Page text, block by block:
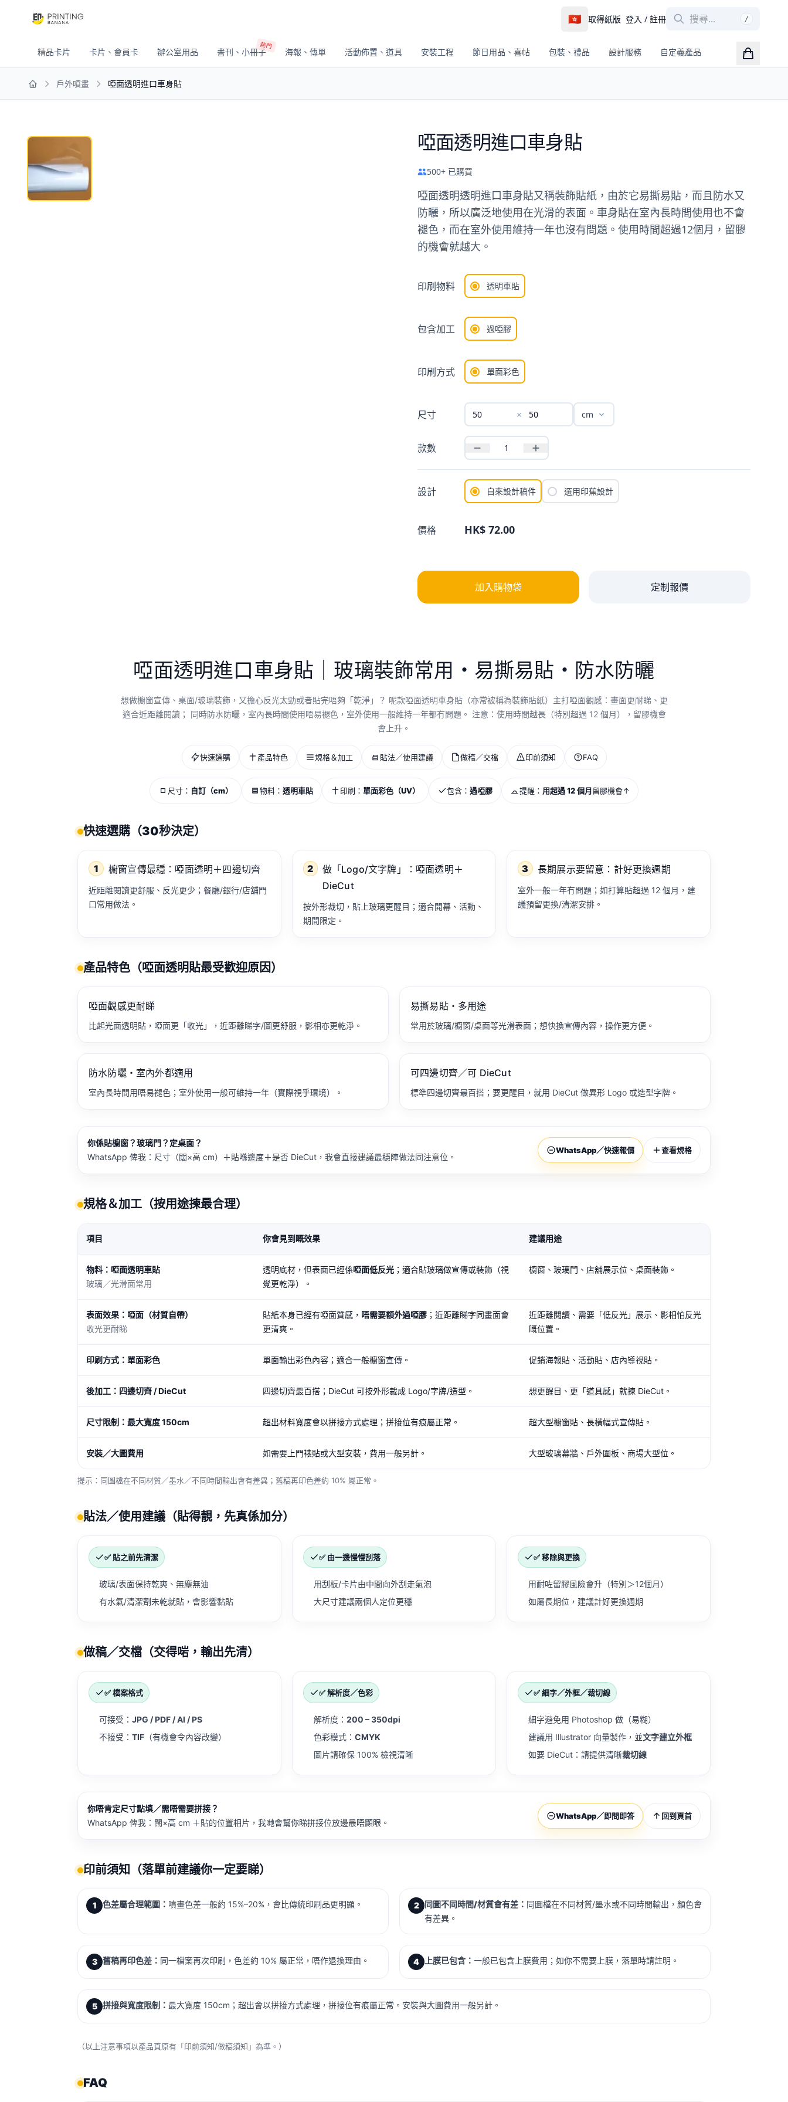
🇭🇰 取得紙版 登入 / 註冊 /
精品卡片 卡片、會員卡 辦公室用品 書刊、小冊子
熱門
海報、傳單 活動佈置、道具 安裝工程 節日用品、喜帖 包裝、禮品 設計服務 自定義產品
Home 戶外噴畫 啞面透明進口車身貼
啞面透明進口車身貼
500+ 已購買
啞面透明透明進口車身貼又稱裝飾貼紙，由於它易撕易貼，而且防水又
防曬，所以廣泛地使用在光滑的表面。車身貼在室內長時間使用也不會
褪色，而在室外使用維持一年也沒有問題。使用時間超過12個月，留膠
的機會就越大。
印刷物料 透明車貼
包含加工 過啞膠
印刷方式 單面彩色
尺寸 × cm
款數
設計 自來設計稿件 選用印蕉設計
價格 HK$ 72.00
加入購物袋 定制報價
啞面透明進口車身貼｜玻璃裝飾常用・易撕易貼・防水防曬
想做櫥窗宣傳、桌面/玻璃裝飾，又擔心反光太勁或者貼完唔夠「乾淨」？ 呢款啞面透明車身貼（亦常被稱為裝飾貼紙）主打啞面觀感：畫面更耐睇、更
適合近距離閱讀； 同時防水防曬，室內長時間使用唔易褪色，室外使用一般維持一年都冇問題。 注意：使用時間越長（特別超過 12 個月），留膠機會
會上升。
快速選購 產品特色 規格＆加工 貼法／使用建議 做稿／交檔 印前須知 FAQ
尺寸： 自訂（cm） 物料： 透明車貼 印刷： 單面彩色（UV） 包含： 過啞膠 提醒： 用超過 12 個月留膠機會↑
快速選購（30秒決定）
1 櫥窗宣傳最穩：啞面透明＋四邊切齊
近距離閱讀更舒服、反光更少；餐廳/銀行/店舖門
口常用做法。
2
做「Logo/文字牌」：啞面透明＋
DieCut
按外形裁切，貼上玻璃更醒目；適合開幕、活動、
期間限定。
3 長期展示要留意：計好更換週期
室外一般一年冇問題；如打算貼超過 12 個月，建
議預留更換/清潔安排。
產品特色（啞面透明貼最受歡迎原因）
啞面觀感更耐睇
比起光面透明貼，啞面更「收光」，近距離睇字/圖更舒服，影相亦更乾淨。
易撕易貼・多用途
常用於玻璃/櫥窗/桌面等光滑表面；想快換宣傳內容，操作更方便。
防水防曬・室內外都適用
室內長時間用唔易褪色；室外使用一般可維持一年（實際視乎環境）。
可四邊切齊／可 DieCut
標準四邊切齊最百搭；要更醒目，就用 DieCut 做異形 Logo 或造型字牌。
你係貼櫥窗？玻璃門？定桌面？
WhatsApp 俾我：尺寸（闊×高 cm）＋貼喺邊度＋是否 DieCut，我會直接建議最穩陣做法同注意位。
WhatsApp／快速報價 查看規格
規格＆加工（按用途揀最合理）
項目 你會見到嘅效果 建議用途
物料：啞面透明車貼
玻璃／光滑面常用
透明底材，但表面已經係啞面低反光 ；適合貼玻璃做宣傳或裝飾（視
覺更乾淨）。
櫥窗、玻璃門、店舖展示位、桌面裝飾。
表面效果：啞面（材質自帶）
收光更耐睇
貼紙本身已經有啞面質感， 唔需要額外過啞膠 ；近距離睇字同畫面會
更清爽。
近距離閱讀、需要「低反光」展示、影相怕反光
嘅位置。
印刷方式：單面彩色 單面輸出彩色內容；適合一般櫥窗宣傳。 促銷海報貼、活動貼、店內導視貼。
後加工：四邊切齊 / DieCut 四邊切齊最百搭；DieCut 可按外形裁成 Logo/字牌/造型。 想更醒目、更「道具感」就揀 DieCut。
尺寸限制：最大寬度 150cm 超出材料寬度會以拼接方式處理；拼接位有痕屬正常。 超大型櫥窗貼、長橫幅式宣傳貼。
安裝／大圖費用 如需要上門裱貼或大型安裝，費用一般另計。 大型玻璃幕牆、戶外圍板、商場大型位。
提示：同圖檔在不同材質／墨水／不同時間輸出會有差異；舊稿再印色差約 10% 屬正常。
貼法／使用建議（貼得靚，先真係加分）
✅ 貼之前先清潔
玻璃/表面保持乾爽、無塵無油
有水氣/清潔劑未乾就貼，會影響黏貼
✅ 由一邊慢慢刮落
用刮板/卡片由中間向外刮走氣泡
大尺寸建議兩個人定位更穩
✅ 移除與更換
用耐咗留膠風險會升（特別＞12個月）
如屬長期位，建議計好更換週期
做稿／交檔（交得啱，輸出先清）
✅ 檔案格式
可接受： JPG / PDF / AI / PS
不接受： TIF （有機會令內容改變）
✅ 解析度／色彩
解析度： 200 – 350dpi
色彩模式： CMYK
圖片請確保 100% 檢視清晰
✅ 細字／外框／裁切線
細字避免用 Photoshop 做（易糊）
建議用 Illustrator 向量製作，並文字建立外框
如要 DieCut：請提供清晰裁切線
你唔肯定尺寸點填／需唔需要拼接？
WhatsApp 俾我：闊×高 cm ＋貼的位置相片，我哋會幫你睇拼接位放邊最唔顯眼。
WhatsApp／即問即答 回到頁首
印前須知（落單前建議你一定要睇）
1 色差屬合理範圍： 噴畫色差一般約 15%–20%，會比傳統印刷品更明顯。 2 同圖不同時間/材質會有差： 同圖檔在不同材質/墨水或不同時間輸出，顏色會
有差異。
3 舊稿再印色差： 同一檔案再次印刷，色差約 10% 屬正常，唔作退換理由。 4 上膜已包含： 一般已包含上膜費用；如你不需要上膜，落單時請註明。
5 拼接與寬度限制： 最大寬度 150cm；超出會以拼接方式處理，拼接位有痕屬正常。安裝與大圖費用一般另計。
（以上注意事項以產品頁原有「印前須知/做稿須知」為準。）
FAQ